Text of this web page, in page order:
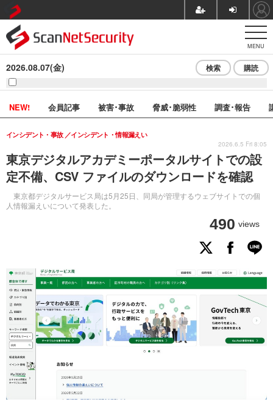
MENU
2026.08.07(金) 検索 購読
NEW! 会員記事 被害･事故 脅威･脆弱性 調査･報告
東京デジタルアカデミーポータルサイトでの設
定不備、CSV ファイルのダウンロードを確認
東京都デジタルサービス局は5月25日、同局が管理するウェブサイトでの個
人情報漏えいについて発表した。
インシデント・事故 インシデント・情報漏えい
490 views
2026.6.5 Fri 8:05